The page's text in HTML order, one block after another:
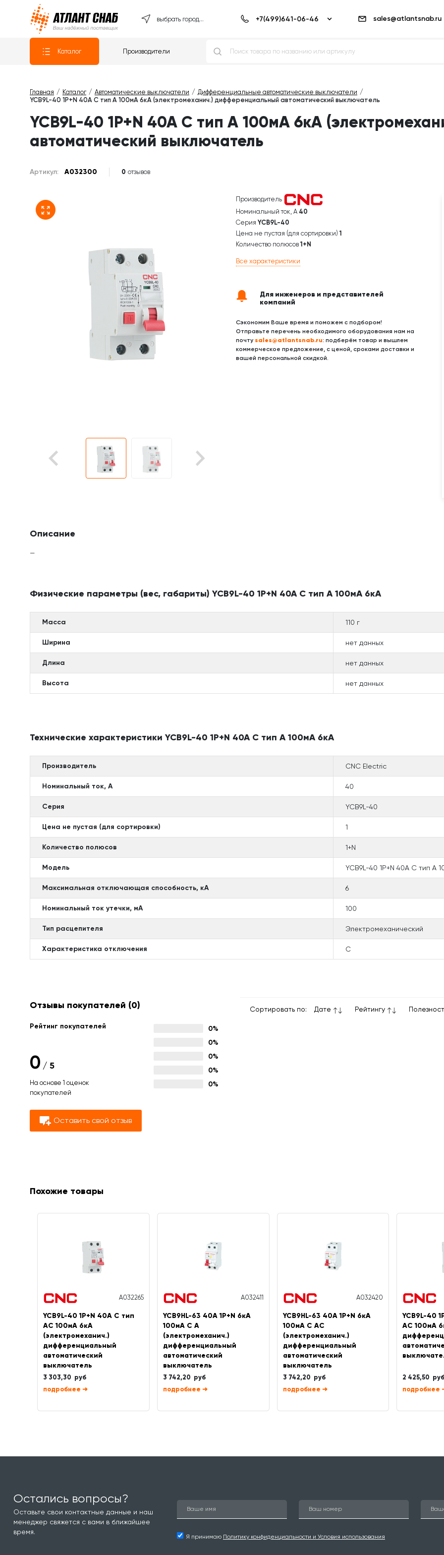
Атлантснаб
выбрать город... sales@atlantsnab.ru
Каталог Производители
Главная Каталог Автоматические выключатели
Дифференциальные автоматические выключатели
YCB9L-40 1P+N 40A C тип A 100мА 6кА (электромеханич.) дифференциальный автоматический выключатель
YCB9L-40 1P+N 40A C тип A 100мА 6кА
автоматический выключатель
Артикул: A032300
Производитель
Номинальный ток, А 40
Серия YCB9L-40
Цена не пустая (для сортировки) 1
Количество полюсов 1+N
Все характеристики
Для инженеров и представителей
компаний
Сэкономим Ваше время и поможем с подбором!
Отправьте перечень необходимого оборудования нам на
почту sales@atlantsnab.ru: подберём товар и вышлем
коммерческое предложение, с ценой, сроками доставки и
вашей персональной скидкой.
Описание
—
Физические параметры (вес, габариты) YCB9L-40 1P+N 40A C тип A 100мА 6кА
Масса 110 г
Ширина нет данных
Длина нет данных
Высота нет данных
Технические характеристики YCB9L-40 1P+N 40A C тип A 100мА 6кА
Производитель CNC Electric
Номинальный ток, А 40
Серия YCB9L-40
Цена не пустая (для сортировки) 1
Количество полюсов 1+N
Модель YCB9L-40 1P+N 40A C тип A
Максимальная отключающая способность, кА 6
Номинальный ток утечки, мА 100
Тип расцепителя Электромеханический
Характеристика отключения C
Отзывы покупателей (0)
Рейтинг покупателей
0 / 5
На основе 1 оценок
покупателей
0%
0%
0%
0%
0%
Оставить свой отзыв
Сортировать по: Дате Рейтингу
Похожие товары
A032265
YCB9L-40 1P+N 40A C тип
AC 100мА 6кА
(электромеханич.)
дифференциальный
автоматический
выключатель
3 303,30 руб
➜
A032411
YCB9HL-63 40А 1P+N 6кА
100мА C A
(электромеханич.)
дифференциальный
автоматический
выключатель
3 742,20 руб
➜
A032420
YCB9HL-63 40А 1P+N 6кА
100мА C AC
(электромеханич.)
дифференциальный
автоматический
выключатель
3 742,20 руб
➜
YCB9L-40
AC 100мА
2 425,50
Остались вопросы?
Оставьте свои контактные данные и наш
менеджер свяжется с вами в ближайшее
время.
Я принимаю Политику конфиденциальности и Условия использования